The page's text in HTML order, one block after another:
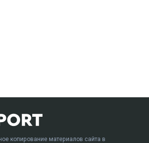
копирование материалов сайта в